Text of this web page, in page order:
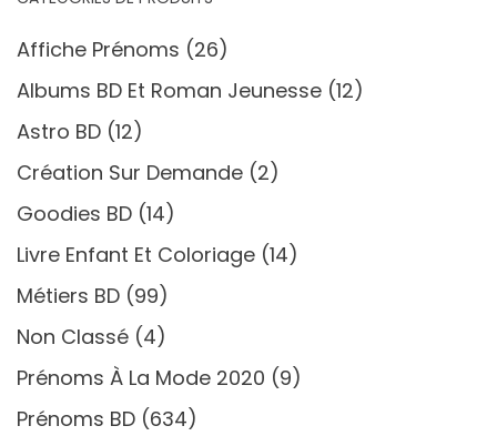
Affiche Prénoms (26)
Albums BD Et Roman Jeunesse (12)
Astro BD (12)
Création Sur Demande (2)
Goodies BD (14)
Livre Enfant Et Coloriage (14)
Métiers BD (99)
Non Classé (4)
Prénoms À La Mode 2020 (9)
Prénoms BD (634)